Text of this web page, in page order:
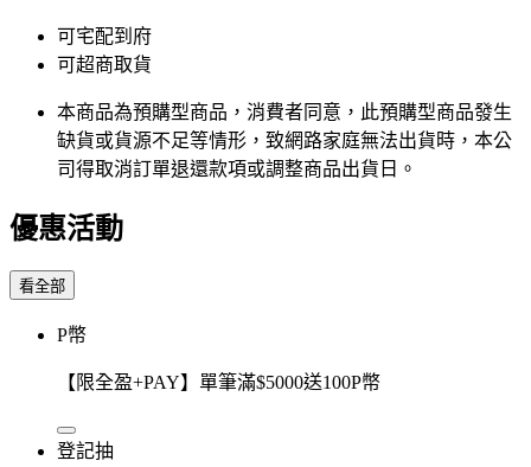
可宅配到府
可超商取貨
本商品為預購型商品，消費者同意，此預購型商品發生
缺貨或貨源不足等情形，​致網路家庭無法出貨時，本公
司得取消訂單退還款項或調整商品出貨日。
優惠活動
看全部
P幣
【限全盈+PAY】單筆滿$5000送100P幣
登記抽